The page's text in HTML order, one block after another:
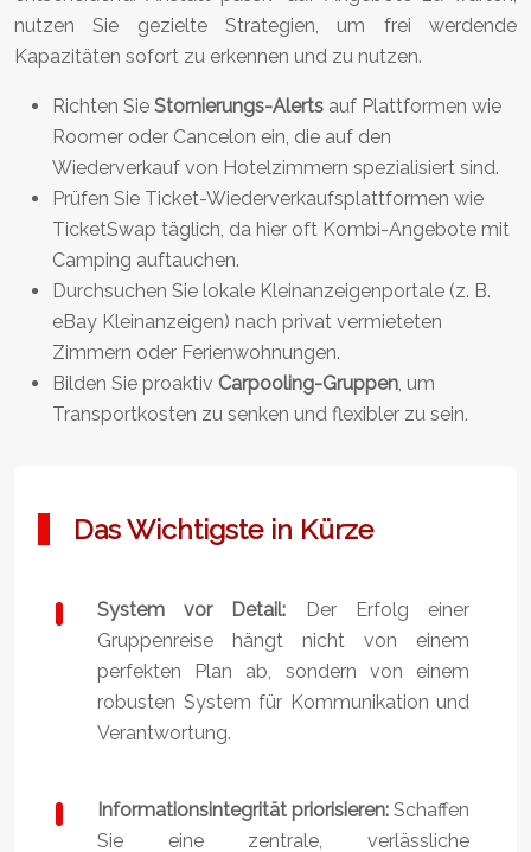
nutzen Sie gezielte Strategien, um frei werdende
Kapazitäten sofort zu erkennen und zu nutzen.
Richten Sie Stornierungs-Alerts auf Plattformen wie
Roomer oder Cancelon ein, die auf den
Wiederverkauf von Hotelzimmern spezialisiert sind.
Prüfen Sie Ticket-Wiederverkaufsplattformen wie
TicketSwap täglich, da hier oft Kombi-Angebote mit
Camping auftauchen.
Durchsuchen Sie lokale Kleinanzeigenportale (z. B.
eBay Kleinanzeigen) nach privat vermieteten
Zimmern oder Ferienwohnungen.
Bilden Sie proaktiv Carpooling-Gruppen , um
Transportkosten zu senken und flexibler zu sein.
Das Wichtigste in Kürze
System vor Detail: Der Erfolg einer
Gruppenreise hängt nicht von einem
perfekten Plan ab, sondern von einem
robusten System für Kommunikation und
Verantwortung.
Informationsintegrität priorisieren: Schaffen
Sie eine zentrale, verlässliche